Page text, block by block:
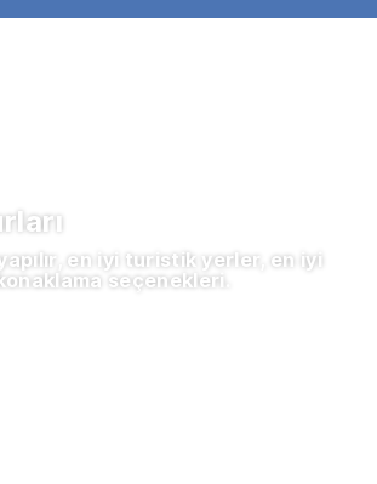
en iyi turistik yerler, en iyi
seçenekleri.